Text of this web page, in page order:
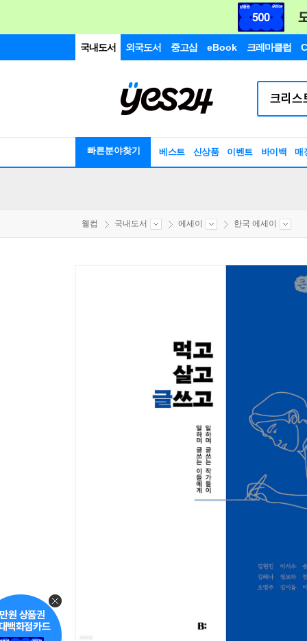
국내도서 외국도서 중고샵 eBook 크레마클럽
빠른분야찾기 베스트 신상품 이벤트 바이백 매
웰컴 국내도서 에세이 한국 에세이